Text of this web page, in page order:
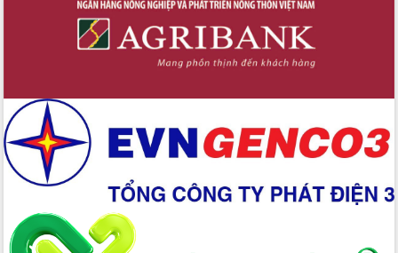
Trương Công Thái kiểm tra thực địa
Dự án cao tốc Khánh Hòa - Buôn Ma
Định vị cà phê Việt Nam như một “di
Xây dựng nông thôn mới: Nâng cao đời
sống người dân từ những mô hình thiết
thực
Quyết liệt tháo gỡ vướng mắc, đẩy
nhanh tiến độ các dự án trọng điểm
trong Khu kinh tế Nam Phú Yên
Hòn Yến phát triển du lịch gắn với bảo
tồn biển